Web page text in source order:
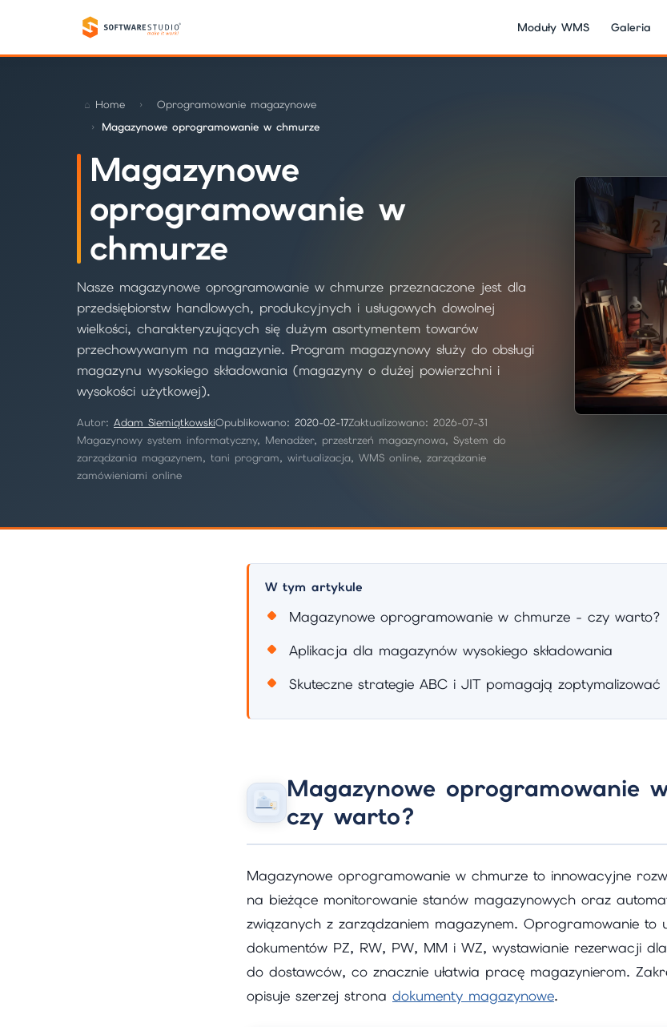
Moduły WMS Galeria
Home
Oprogramowanie magazynowe
Magazynowe oprogramowanie w chmurze
Magazynowe
oprogramowanie w
chmurze
Nasze magazynowe oprogramowanie w chmurze przeznaczone jest dla
przedsiębiorstw handlowych, produkcyjnych i usługowych dowolnej
wielkości, charakteryzujących się dużym asortymentem towarów
przechowywanym na magazynie. Program magazynowy służy do obsługi
magazynu wysokiego składowania (magazyny o dużej powierzchni i
wysokości użytkowej).
Autor: Adam SiemiątkowskiOpublikowano: 2020-02-17Zaktualizowano: 2026-07-31
Magazynowy system informatyczny, Menadżer, przestrzeń magazynowa, System do
zarządzania magazynem, tani program, wirtualizacja, WMS online, zarządzanie
zamówieniami online
W tym artykule
Magazynowe oprogramowanie w chmurze - czy warto?
Aplikacja dla magazynów wysokiego składowania
Skuteczne strategie ABC i JIT pomagają
Magazynowe oprogramowanie
czy warto?
Magazynowe oprogramowanie w chmurze to innowacyjne
na bieżące monitorowanie stanów magazynowych oraz
związanych z zarządzaniem magazynem. Oprogramowanie to
dokumentów PZ, RW, PW, MM i WZ, wystawianie rezerwacji
do dostawców, co znacznie ułatwia pracę magazynierom.
opisuje szerzej strona dokumenty magazynowe.